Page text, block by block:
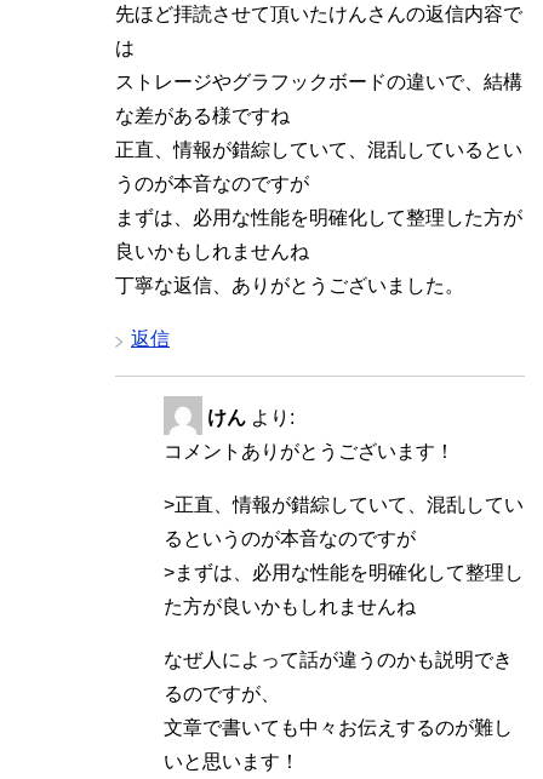
先ほど拝読させて頂いたけんさんの返信内容で
は
ストレージやグラフックボードの違いで、結構
な差がある様ですね
正直、情報が錯綜していて、混乱しているとい
うのが本音なのですが
まずは、必用な性能を明確化して整理した方が
良いかもしれませんね
丁寧な返信、ありがとうございました。
返信
けん より:
コメントありがとうございます！
>正直、情報が錯綜していて、混乱してい
るというのが本音なのですが
>まずは、必用な性能を明確化して整理し
た方が良いかもしれませんね
なぜ人によって話が違うのかも説明でき
るのですが、
文章で書いても中々お伝えするのが難し
いと思います！